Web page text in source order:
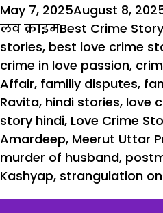
Posted
on
May 7, 2025August 8,
लव क्राइमTags
Best Crime Story
stories, best love crime
crime in love passion,
Affair, familiy disputes,
Ravita, hindi stories, love
story hindi, Love Crime
Amardeep, Meerut Uttar
murder of husband,
Kashyap, strangulation